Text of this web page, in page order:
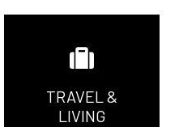
TRAVEL &
LIVING